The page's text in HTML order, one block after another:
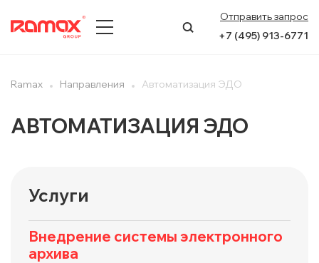
Отправить запрос
+7 (495) 913-6771
КЕЙСЫ
КОНТАКТЫ
Ramax Направления Автоматизация ЭДО
АВТОМАТИЗАЦИЯ ЭДО
Услуги
Внедрение системы электронного
архива